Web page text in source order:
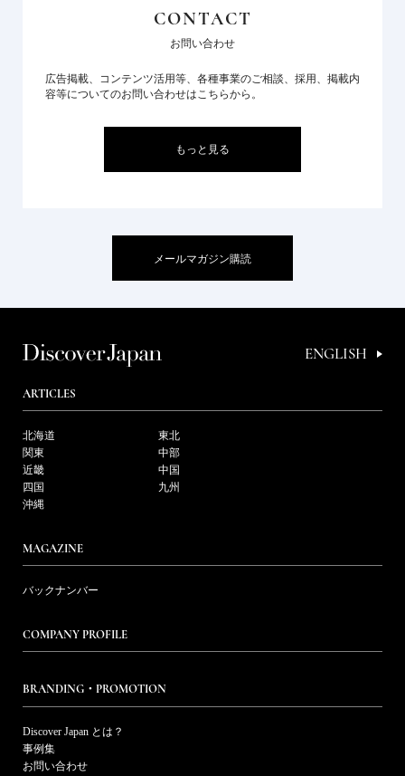
CONTACT
お問い合わせ
広告掲載、コンテンツ活用等、各種事業のご相談、採用、掲載内
容等についてのお問い合わせはこちらから。
もっと見る
メールマガジン購読
ENGLISH
ARTICLES
北海道
東北
関東
中部
近畿
中国
四国
九州
沖縄
MAGAZINE
バックナンバー
COMPANY PROFILE
BRANDING・PROMOTION
Discover Japan とは？
事例集
お問い合わせ